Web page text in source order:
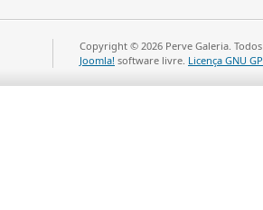
Copyright © 2026 Perve Galeria.
Joomla! software livre. Licença GNU